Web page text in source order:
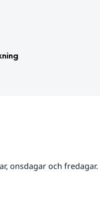
onsdagar och fredagar.